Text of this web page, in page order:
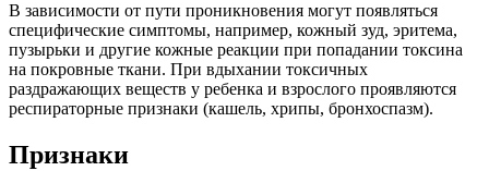
В зависимости от пути проникновения могут появляться
специфические симптомы, например, кожный зуд, эритема,
пузырьки и другие кожные реакции при попадании токсина
на покровные ткани. При вдыхании токсичных
раздражающих веществ у ребенка и взрослого проявляются
респираторные признаки (кашель, хрипы, бронхоспазм).
Признаки